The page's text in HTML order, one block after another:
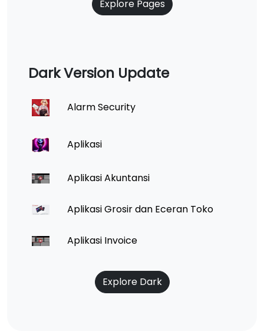
Explore Pages
Dark Version Update
Alarm Security
Aplikasi
Aplikasi Akuntansi
Aplikasi Grosir dan Eceran Toko
Aplikasi Invoice
Explore Dark